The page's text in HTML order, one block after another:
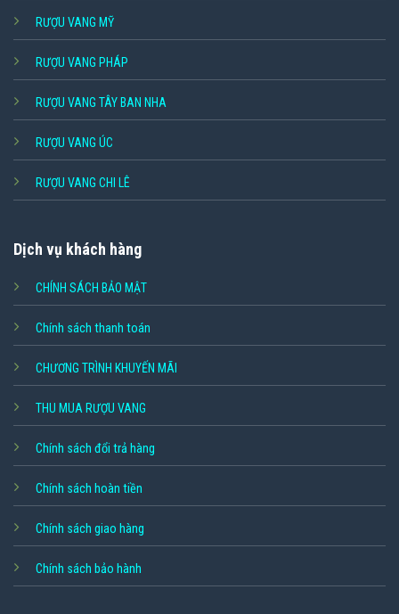
RƯỢU VANG MỸ
RƯỢU VANG PHÁP
RƯỢU VANG TÂY BAN NHA
RƯỢU VANG ÚC
RƯỢU VANG CHI LÊ
Dịch vụ khách hàng
CHÍNH SÁCH BẢO MẬT
Chính sách thanh toán
CHƯƠNG TRÌNH KHUYẾN MÃI
THU MUA RƯỢU VANG
Chính sách đổi trả hàng
Chính sách hoàn tiền
Chính sách giao hàng
Chính sách bảo hành